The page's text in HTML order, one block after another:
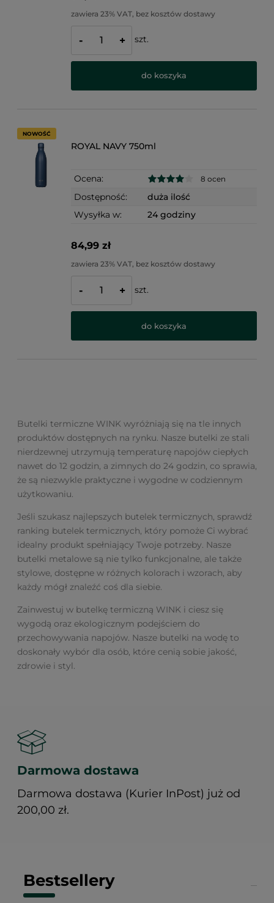
zawiera 23% VAT, bez kosztów dostawy
- + szt.
do koszyka
ROYAL NAVY 750ml
Ocena: 8 ocen
Dostępność:
duża ilość
Wysyłka w:
24 godziny
84,99 zł
zawiera 23% VAT, bez kosztów dostawy
- + szt.
do koszyka
NOWOŚĆ
Butelki termiczne WINK wyróżniają się na tle innych
produktów dostępnych na rynku. Nasze butelki ze stali
nierdzewnej utrzymują temperaturę napojów ciepłych
nawet do 12 godzin, a zimnych do 24 godzin, co sprawia,
że są niezwykle praktyczne i wygodne w codziennym
użytkowaniu.
Jeśli szukasz najlepszych butelek termicznych, sprawdź
ranking butelek termicznych, który pomoże Ci wybrać
idealny produkt spełniający Twoje potrzeby. Nasze
butelki metalowe są nie tylko funkcjonalne, ale także
stylowe, dostępne w różnych kolorach i wzorach, aby
każdy mógł znaleźć coś dla siebie.
Zainwestuj w butelkę termiczną WINK i ciesz się
wygodą oraz ekologicznym podejściem do
przechowywania napojów. Nasze butelki na wodę to
doskonały wybór dla osób, które cenią sobie jakość,
zdrowie i styl.
Darmowa dostawa
Darmowa dostawa (Kurier InPost) już od
200,00 zł.
Bestsellery